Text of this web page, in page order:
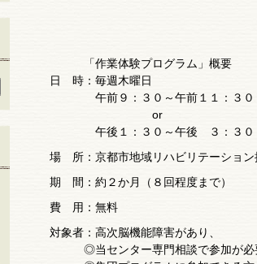
「作業体験プログラム」概要
日 時：毎週木曜日
午前９：３０～午前１１：３０
or
午後１：３０～午後 ３：３０
場 所：京都市地域リハビリテーション
期 間：約２か月（８回程度まで）
費 用：無料
対象者：高次脳機能障害があり、
◎当センター専門相談で参加が必